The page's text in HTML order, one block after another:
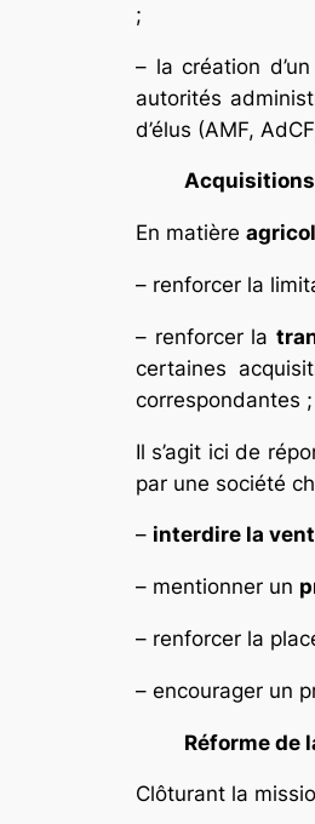
;
– la création d’un
autorités
d’élus (AMF,
En matière
– renforcer la
– renforcer la
certaines
correspondantes ;
Il s’agit ici de
par une société
– interdire la
– mentionner un
– renforcer la
– encourager un
Réforme de
Clôturant la